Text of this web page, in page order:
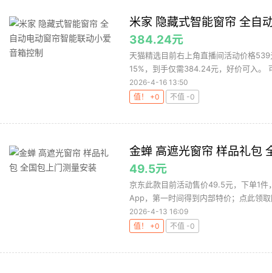
米家 隐藏式智能窗帘 全自
384.24元
天猫精选目前右上角直播间活动价格
15%，到手仅需384.24元，好价可入。
2026-4-16 13:50
值！ +0
不值 -0
金蝉 高遮光窗帘 样品礼包
49.5元
京东此款目前活动售价49.5元，下单1
App，第一时间得到内部特价；点此领
2026-4-13 16:09
值！ +0
不值 -0